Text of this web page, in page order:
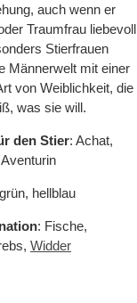
auch wenn er
Traumfrau liebevoll
Stierfrauen
Männerwelt mit einer
von Weiblichkeit, die
was sie will.
den Stier: Achat,
hellblau
: Fische,
Widder